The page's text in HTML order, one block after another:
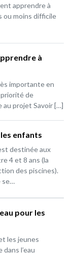
apprendre à
ou moins difficile
à
importante en
de
au projet Savoir […]
enfants
destinée aux
4 et 8 ans (la
des piscines).
se…
pour les
les jeunes
l’eau